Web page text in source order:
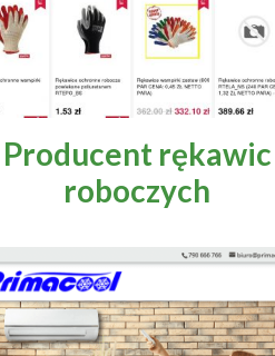
Producent rękawic
roboczych